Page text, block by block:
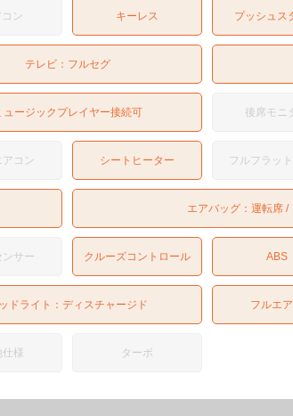
ン キーレス プッシュス
テレビ： フルセグ
ュージックプレイヤー接続可 後席モニ
アコン シートヒーター フルフラッ
エアバッグ：運転席
ンサー クルーズコントロール ABS
ドライト： ディスチャージド フルエ
様 ターボ